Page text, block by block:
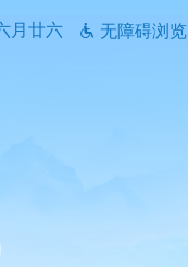
月廿六 无障碍浏览